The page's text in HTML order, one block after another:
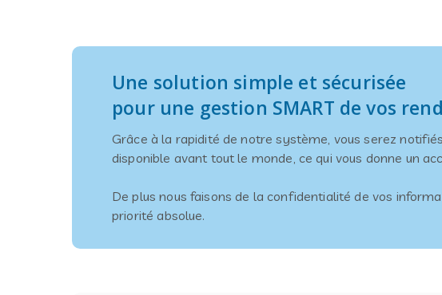
Une solution simple et sécurisée
pour une gestion SMART de vos
Grâce à la rapidité de notre système, vous serez
disponible avant tout le monde, ce qui vous donne un
De plus nous faisons de la confidentialité de vos
priorité absolue.